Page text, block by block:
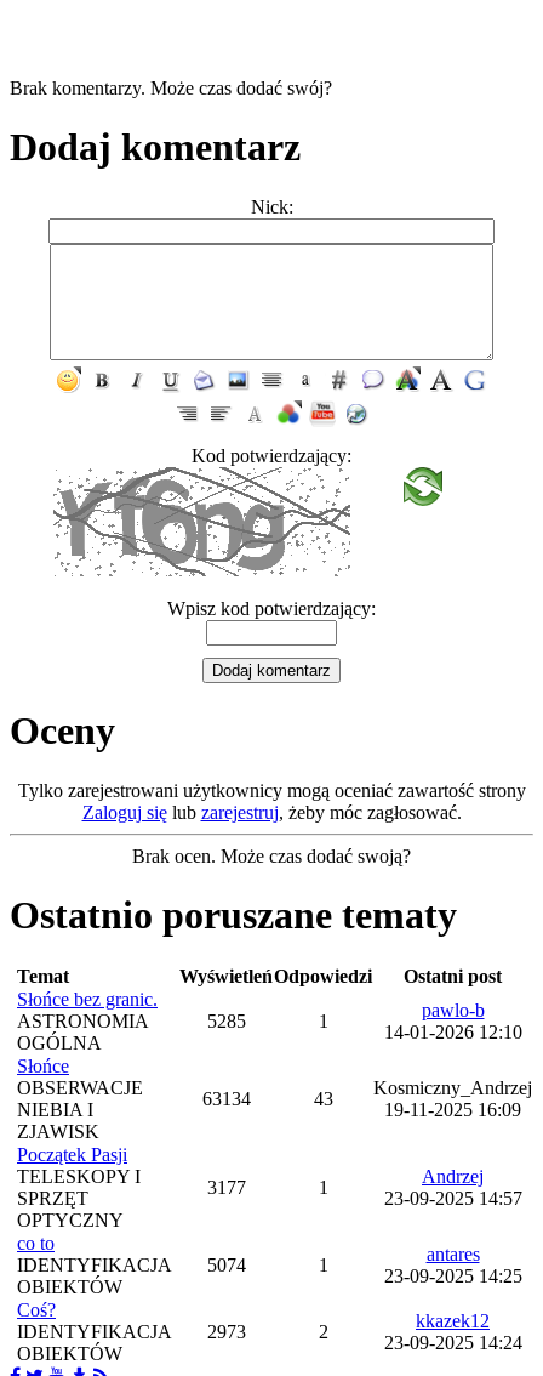
Brak komentarzy. Może czas dodać swój?
Dodaj komentarz
Nick:
Kod potwierdzający:
Wpisz kod potwierdzający:
Oceny
Tylko zarejestrowani użytkownicy mogą oceniać zawartość strony
Zaloguj sięlub zarejestruj, żeby móc zagłosować.
Brak ocen. Może czas dodać swoją?
Ostatnio poruszane tematy
Temat WyświetleńOdpowiedzi
Ostatni post
Słońce bez granic.
ASTRONOMIA
OGÓLNA
5285 1
pawlo-b
14-01-2026 12:10
Słońce
OBSERWACJE
NIEBIA I
ZJAWISK
63134 43
Kosmiczny_Andrzej
19-11-2025 16:09
Początek Pasji
TELESKOPY I
SPRZĘT
OPTYCZNY
3177 1
Andrzej
23-09-2025 14:57
co to
IDENTYFIKACJA
OBIEKTÓW
5074 1
antares
23-09-2025 14:25
Coś?
IDENTYFIKACJA
OBIEKTÓW
2973 2
kkazek12
23-09-2025 14:24